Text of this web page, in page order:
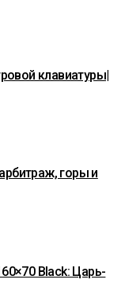
клавиатуры|
горы и
Black: Царь-